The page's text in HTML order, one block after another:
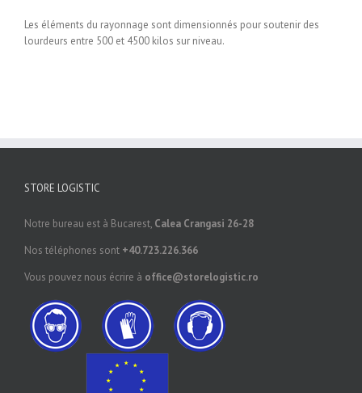
Les éléments du rayonnage sont dimensionnés pour soutenir des
lourdeurs entre 500 et 4500 kilos sur niveau.
STORE LOGISTIC
Notre bureau est à Bucarest, Calea Crangasi 26-28
Nos téléphones sont +40.723.226.366
Vous pouvez nous écrire à office@storelogistic.ro